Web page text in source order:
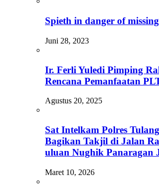
Spieth in danger of
Juni 28, 2023
Ir. Ferli Yuledi Pimping
Rencana Pemanfaatan
Agustus 20, 2025
Sat Intelkam Polres
Bagikan Takjil di Jalan
uluan Nughik Panaragan
Maret 10, 2026